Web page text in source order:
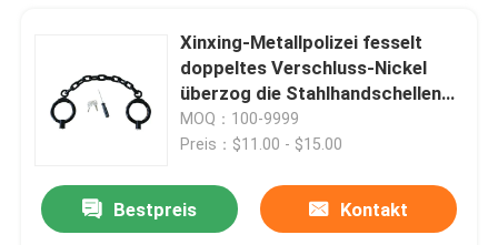
Xinxing-Metallpolizei fesselt
doppeltes Verschluss-Nickel
überzog die Stahlhandschellen
mit Handschellen
MOQ：100-9999
Preis：$11.00 - $15.00
Bestpreis Kontakt